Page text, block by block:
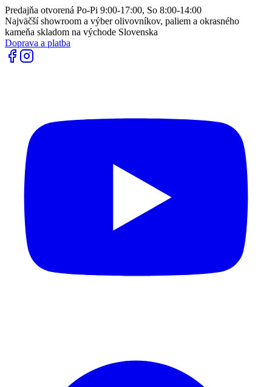
Predajňa otvorená Po-Pi 9:00-17:00, So 8:00-14:00
Najväčší showroom a výber olivovníkov, paliem a okrasného
kameňa skladom na východe Slovenska
Doprava a platba